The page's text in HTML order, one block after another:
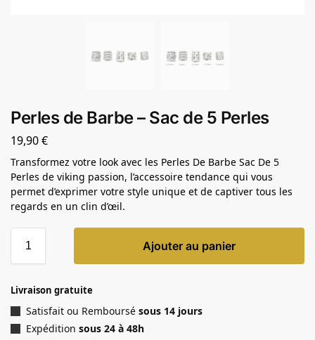
Perles de Barbe – Sac de 5 Perles
19,90€
Transformez votre look avec les Perles De Barbe Sac De 5
Perles de viking passion, l’accessoire tendance qui vous
permet d’exprimer votre style unique et de captiver tous les
regards en un clin d’œil.
Ajouter au panier
Livraison gratuite
Satisfait ou Remboursé sous 14 jours
Expédition sous 24 à 48h